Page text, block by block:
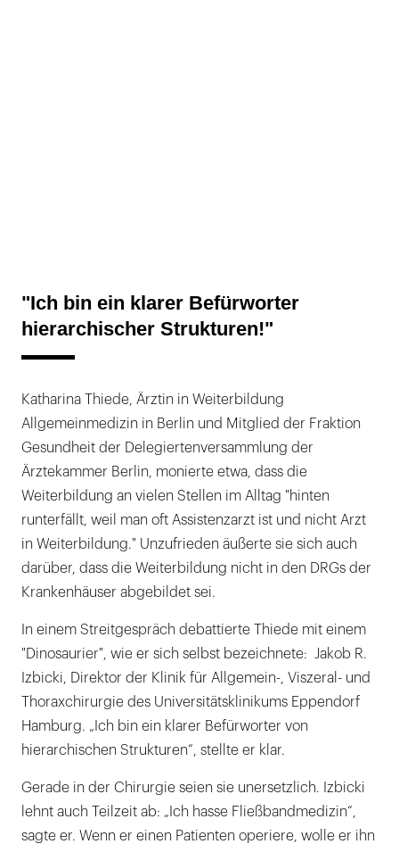
"Ich bin ein klarer Befürworter
hierarchischer Strukturen!"
Katharina Thiede, Ärztin in Weiterbildung
Allgemeinmedizin in Berlin und Mitglied der Fraktion
Gesundheit der Delegiertenversammlung der
Ärztekammer Berlin, monierte etwa, dass die
Weiterbildung an vielen Stellen im Alltag "hinten
runterfällt, weil man oft Assistenzarzt ist und nicht Arzt
in Weiterbildung." Unzufrieden äußerte sie sich auch
darüber, dass die Weiterbildung nicht in den DRGs der
Krankenhäuser abgebildet sei.
In einem Streitgespräch debattierte Thiede mit einem
"Dinosaurier", wie er sich selbst bezeichnete: Jakob R.
Izbicki, Direktor der Klinik für Allgemein-, Viszeral- und
Thoraxchirurgie des Universitätsklinikums Eppendorf
Hamburg. „Ich bin ein klarer Befürworter von
hierarchischen Strukturen“, stellte er klar.
Gerade in der Chirurgie seien sie unersetzlich. Izbicki
lehnt auch Teilzeit ab: „Ich hasse Fließbandmedizin“,
sagte er. Wenn er einen Patienten operiere, wolle er ihn